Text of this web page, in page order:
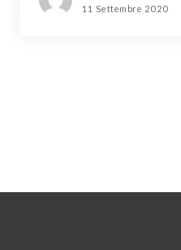
11 Settembre 2020